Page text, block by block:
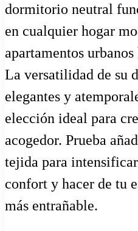
dormitorio neutral
en cualquier hogar
apartamentos urbanos
La versatilidad de su
elegantes y
elección ideal para
acogedor. Prueba
tejida para
confort y hacer de tu
más entrañable.